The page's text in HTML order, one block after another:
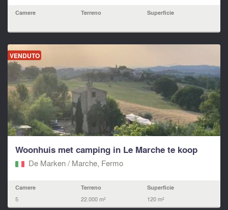
Camere Terreno Superficie
VENDUTO
Woonhuis met camping in Le Marche te koop
De Marken / Marche, Fermo‎
Camere
5
Terreno
22.000 m²
Superficie
120 m²